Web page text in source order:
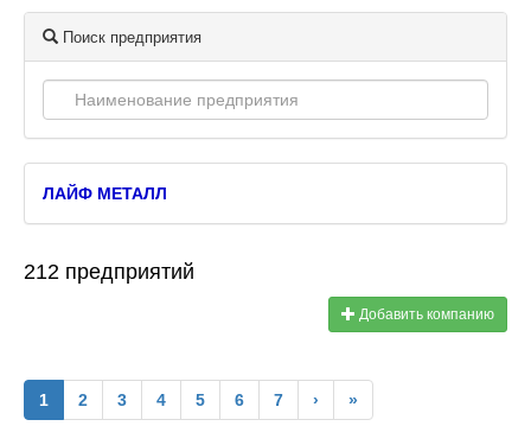
Поиск предприятия
ЛАЙФ МЕТАЛЛ
212 предприятий
Добавить компанию
1 2 3 4 5 6 7 › »